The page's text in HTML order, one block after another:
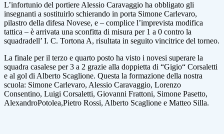
L’infortunio del portiere Alessio Caravaggio ha obbligato gli
insegnanti a sostituirlo schierando in porta Simone Carlevaro,
pilastro della difesa Novese, e – complice l’imprevista modifica
tattica – è arrivata una sconfitta di misura per 1 a 0 contro la
squadradell’ I. C. Tortona A, risultata in seguito vincitrice del torneo.
La finale per il terzo e quarto posto ha visto i novesi superare la
squadra casalese per 3 a 2 grazie alla doppietta di “Gigio“ Corsaletti
e al gol di Alberto Scaglione. Questa la formazione della nostra
scuola: Simone Carlevaro, Alessio Caravaggio, Lorenzo
Consentino, Luigi Corsaletti, Giovanni Frattoni, Simone Pasetto,
AlexandroPotolea,Pietro Rossi, Alberto Scaglione e Matteo Silla.